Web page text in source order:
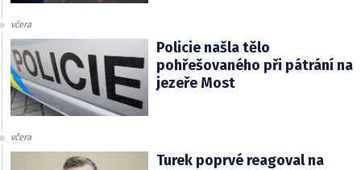
včera
Policie našla tělo
pohřešovaného při pátrání na
jezeře Most
včera
Turek poprvé reagoval na